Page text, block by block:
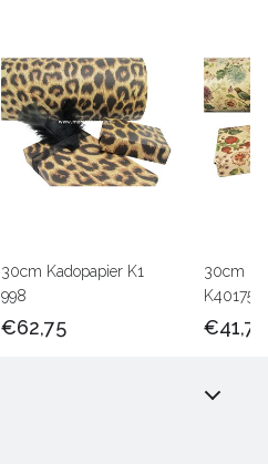
30cm Kadopapier K1
998
€62,75
30cm
€41,75